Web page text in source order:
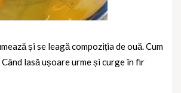
și se leagă compoziția de ouă. Cum
lasă ușoare urme și curge în fir